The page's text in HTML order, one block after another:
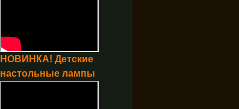
НОВИНКА! Детские
настольные лампы